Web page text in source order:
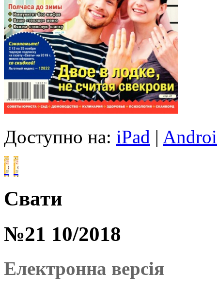
Доступно на: iPad |
Свати
№21 10/2018
Електронна версія